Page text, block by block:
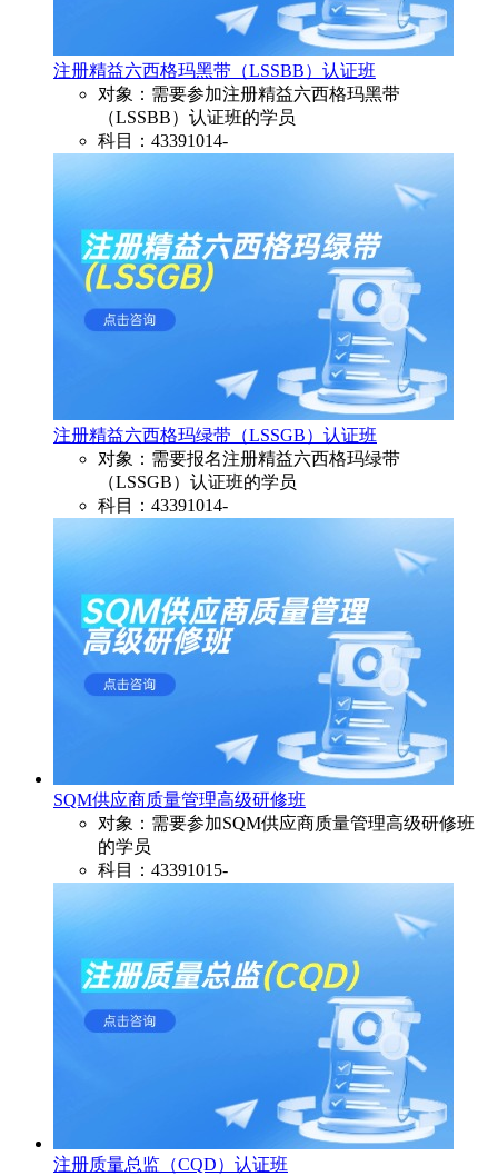
注册精益六西格玛黑带（LSSBB）认证班​
对象：需要参加注册精益六西格玛黑带
（LSSBB）认证班​的学员
科目：43391014-
注册精益六西格玛绿带（LSSGB）认证班​
对象：需要报名注册精益六西格玛绿带
（LSSGB）认证班​的学员
科目：43391014-
SQM供应商质量管理高级研修班​
对象：需要参加SQM供应商质量管理高级研修班​
的学员
科目：43391015-
注册质量总监（CQD）认证班​